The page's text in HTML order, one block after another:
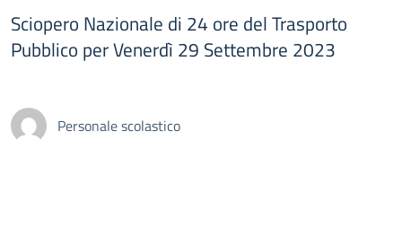
Sciopero Nazionale di 24 ore del Trasporto
Pubblico per Venerdì 29 Settembre 2023
Personale scolastico